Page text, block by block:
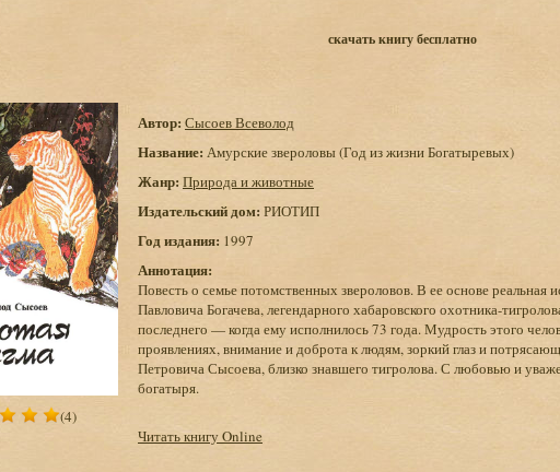
скачать книгу бесплатно
(4)
Автор: Сысоев Всеволод
Название: Амурские звероловы (Год из жизни Богатыревых)
Жанр: Природа и животные
Издательский дом: РИОТИП
Год издания: 1997
Аннотация:
Повесть о семье потомственных звероловов. В ее основе
Павловича Богачева, легендарного хабаровского охотника-
последнего — когда ему исполнилось 73 года. Мудрость этого
проявлениях, внимание и доброта к людям, зоркий глаз и
Петровича Сысоева, близко знавшего тигролова. С любовью и
богатыря.
Читать книгу Online